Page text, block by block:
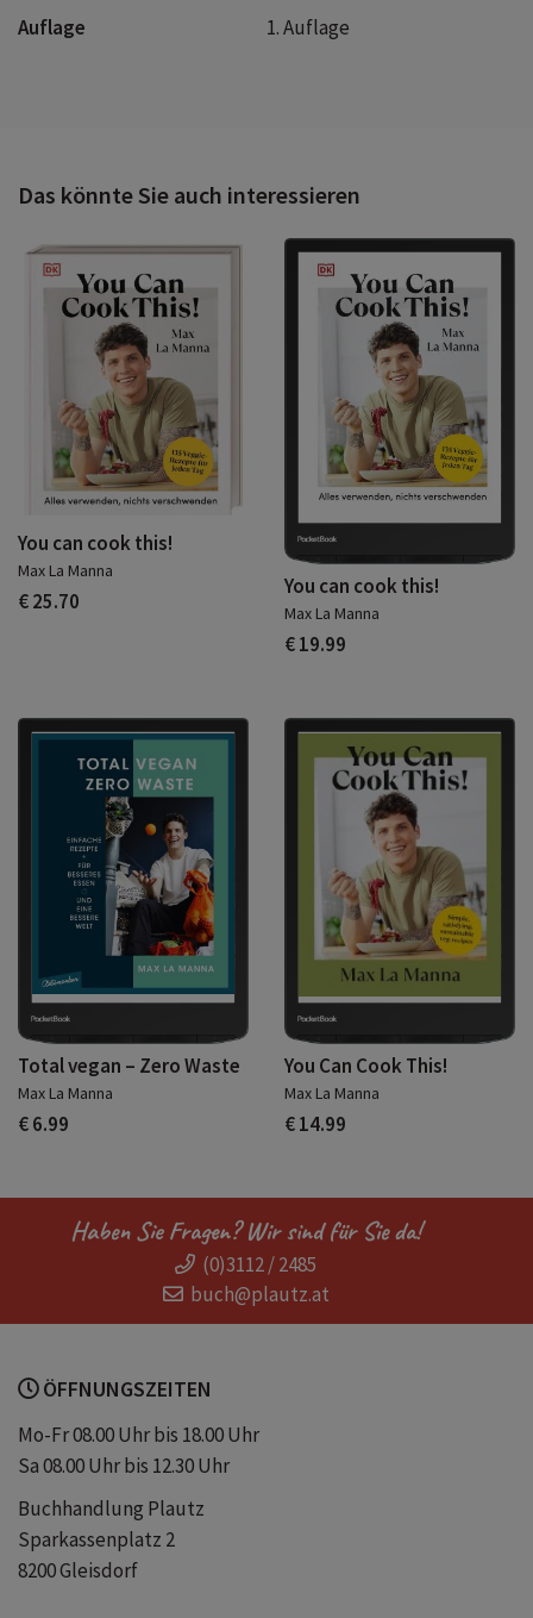
Auflage 1. Auflage
Das könnte Sie auch interessieren
You can cook this!
Max La Manna
€ 25.70
You can cook this!
Max La Manna
€ 19.99
Total vegan – Zero Waste
Max La Manna
€ 6.99
You Can Cook This!
Max La Manna
€ 14.99
Haben Sie Fragen? Wir sind für Sie da!
(0)3112 / 2485
buch@plautz.at
ÖFFNUNGSZEITEN
Mo-Fr 08.00 Uhr bis 18.00 Uhr
Sa 08.00 Uhr bis 12.30 Uhr
Buchhandlung Plautz
Sparkassenplatz 2
8200 Gleisdorf